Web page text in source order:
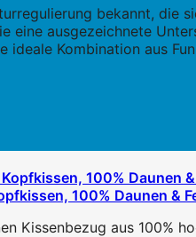
bekannt, die
eine ausgezeichnete
ideale Kombination aus
100% Daunen &
Kissenbezug aus